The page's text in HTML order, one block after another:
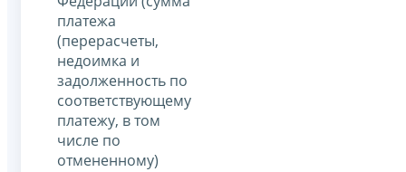
платежа
(перерасчеты,
недоимка и
задолженность по
соответствующему
платежу, в том
числе по
отмененному)